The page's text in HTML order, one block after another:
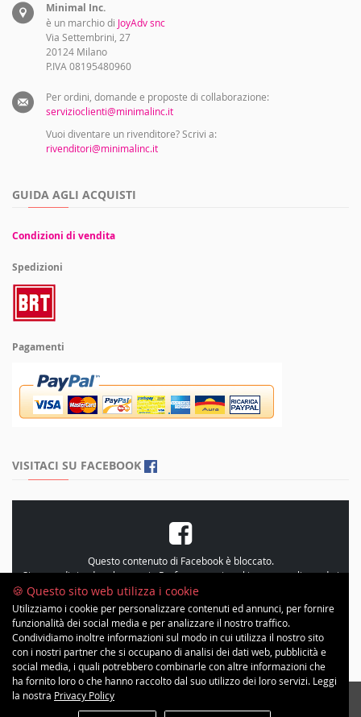
Minimal Inc.
è un marchio di JoyAdv snc
Via Settembrini, 27
20124 Milano
P.IVA 08195480960
Per ordini, domande e proposte di collaborazione:
servizioclienti@minimalinc.it
Vuoi diventare un rivenditore? Scrivi a:
rivenditori@minimalinc.it
GUIDA AGLI ACQUISTI
Condizioni di vendita
Spedizioni
Pagamenti
VISITACI SU FACEBOOK
Questo contenuto di Facebook è bloccato.
Si prega di rivedere le propriePreferenze sui cookie, personalizzando i
cookie e accetando le “Statistiche”
Copyright © 2026 Minimal Inc | All Rights Reserved. Progetto grafico ©
🍪 Questo sito web utilizza i cookie
Utilizziamo i cookie per personalizzare contenuti ed annunci, per fornire
funzionalità dei social media e per analizzare il nostro traffico.
Condividiamo inoltre informazioni sul modo in cui utilizza il nostro sito
con i nostri partner che si occupano di analisi dei dati web, pubblicità e
social media, i quali potrebbero combinarle con altre informazioni che
ha fornito loro o che hanno raccolto dal suo utilizzo dei loro servizi. Leggi
la nostra Privacy Policy